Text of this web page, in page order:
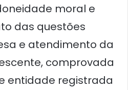
moral e
das questões
e atendimento da
comprovada
entidade registrada